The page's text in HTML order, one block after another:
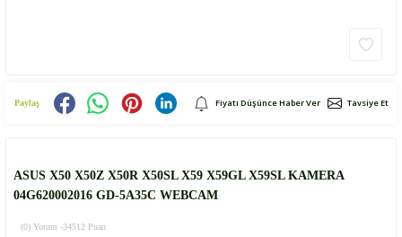
Paylaş Fiyatı Düşünce Haber Ver Tavsiye Et
ASUS X50 X50Z X50R X50SL X59 X59GL X59SL KAMERA
04G620002016 GD-5A35C WEBCAM
(0) Yorum -34512 Puan